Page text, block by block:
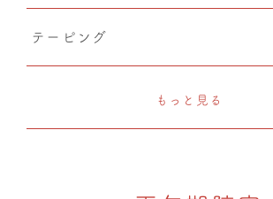
テーピング
CMC筋膜ストレッチ（リリース）
もっと見る